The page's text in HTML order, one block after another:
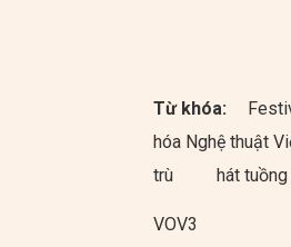
Từ khóa:
hóa Nghệ thuật
trù
hát tuồng
VOV3